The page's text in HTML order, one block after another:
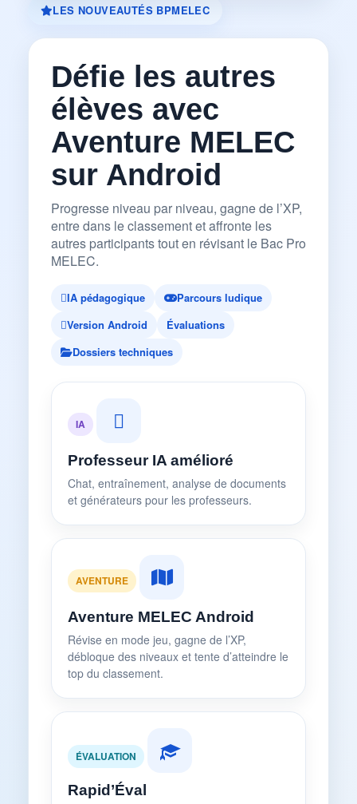
LES NOUVEAUTÉS BPMELEC
Défie les autres
élèves avec
Aventure MELEC
sur Android
Progresse niveau par niveau, gagne de l’XP,
entre dans le classement et affronte les
autres participants tout en révisant le Bac Pro
MELEC.
IA pédagogique
Parcours ludique
Version Android
Évaluations
Dossiers techniques
IA
Professeur IA amélioré
Chat, entraînement, analyse de documents
et générateurs pour les professeurs.
AVENTURE
Aventure MELEC Android
Révise en mode jeu, gagne de l’XP,
débloque des niveaux et tente d’atteindre le
top du classement.
ÉVALUATION
Rapid’Éval